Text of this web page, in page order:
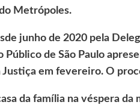
Metrópoles.
junho de 2020 pela
de São Paulo
em fevereiro. O
da família na véspera